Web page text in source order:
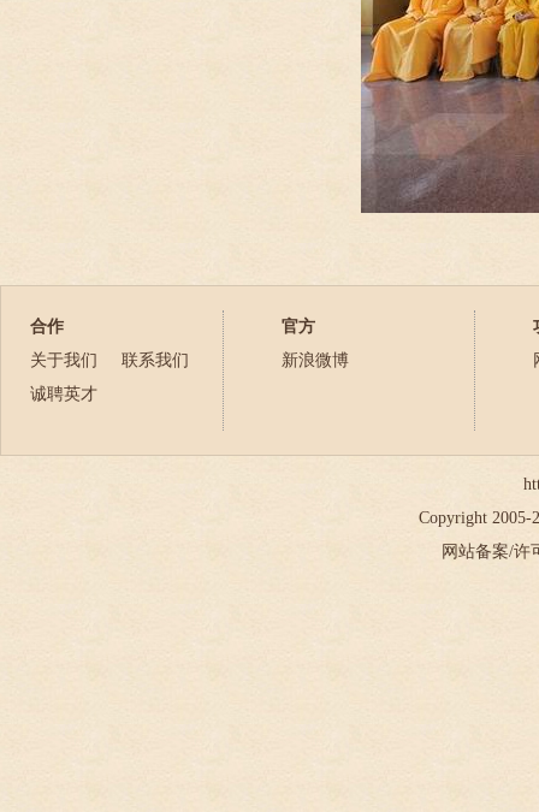
合作
关于我们
联系我们
诚聘英才
官方
新浪微博
Copyright 2005-
网站备案/许